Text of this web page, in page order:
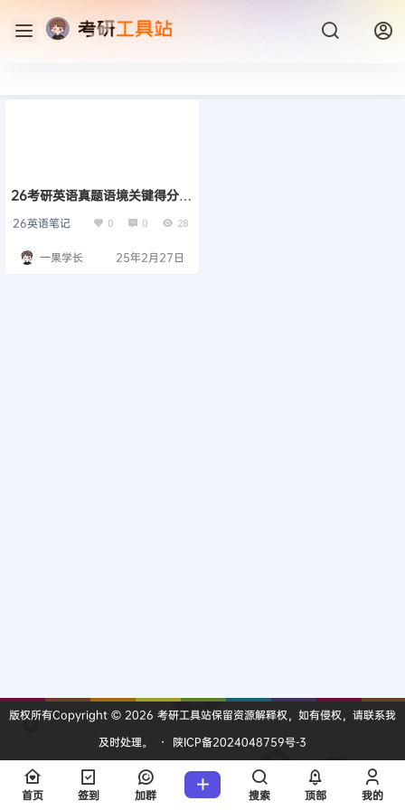
26考研英语真题语境关键得分词
26英语笔记 0 0 28
一果学长 25年2月27日
版权所有Copyright © 2026 考研工具站保留资源解释权，如有侵权，请联系我
及时处理。
・
陕ICP备2024048759号-3
查询 13 次，耗时 0.1125 秒
首页
签到 加群 搜索 顶部 我的